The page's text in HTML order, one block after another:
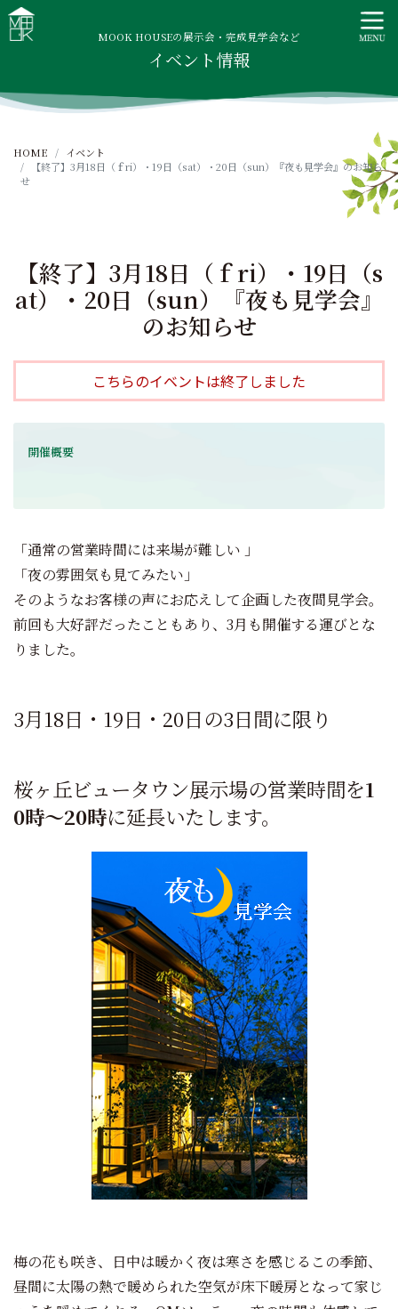
t
MOOK HOUSE ムックハウス
MOOK HOUSEはかごしま素材で建てる木の住まい。自然を
感じる四季に合わせた暮らし、家族がずっと住み継げる暮ら
MOOK HOUSEの展示会・完成見学会など
イベント情報
HOME
イベント
【終了】3月18日（ｆri）・19日（sat）・20日（sun）『夜も見学会』のお知ら
せ
【終了】3月18日（ｆri）・19日（s
at）・20日（sun）『夜も見学会』
のお知らせ
こちらのイベントは終了しました
開催概要
「通常の営業時間には来場が難しい 」
「夜の雰囲気も見てみたい」
そのようなお客様の声にお応えして企画した夜間見学会。
前回も大好評だったこともあり、3月も開催する運びとな
りました。
3月18日・19日・20日の3日間に限り
桜ヶ丘ビュータウン展示場の営業時間を1
0時～20時に延長いたします。
梅の花も咲き、日中は暖かく夜は寒さを感じるこの季節、
昼間に太陽の熱で暖められた空気が床下暖房となって家じ